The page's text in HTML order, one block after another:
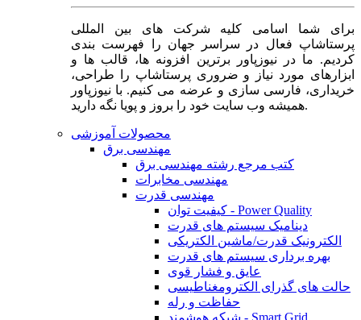
برای شما اسامی کلیه شرکت های بین المللی
پرستاشاپ فعال در سراسر جهان را فهرست بندی
کردیم. ما در نیوزپاور برترین افزونه ها، قالب ها و
ابزارهای مورد نیاز و ضروری پرستاشاپ را طراحی،
خریداری، فارسی سازی و عرضه می کنیم. با نیوزپاور
همیشه وب سایت خود را بروز و پویا نگه دارید.
محصولات آموزشی
مهندسی برق
کتب مرجع رشته مهندسی برق
مهندسی مخابرات
مهندسی قدرت
کیفیت توان - Power Quality
دینامیک سیستم های قدرت
الکترونیک قدرت/ماشین الکتریکی
بهره برداری سیستم های قدرت
عایق و فشار قوی
حالت های گذرای الکترومغناطیسی
حفاظت و رله
شبکه هوشمند - Smart Grid